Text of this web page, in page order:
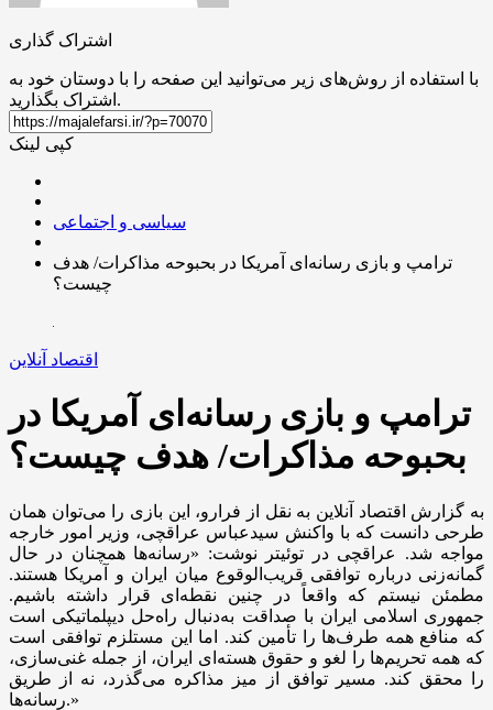
اشتراک گذاری
با استفاده از روش‌های زیر می‌توانید این صفحه را با دوستان خود به
اشتراک بگذارید.
کپی لینک
سیاسی و اجتماعی
ترامپ و بازی رسانه‌ای آمریکا در بحبوحه مذاکرات/ هدف
چیست؟
اقتصاد آنلاین
ترامپ و بازی رسانه‌ای آمریکا در
بحبوحه مذاکرات/ هدف چیست؟
به گزارش اقتصاد آنلاین به نقل از فرارو، این بازی را می‌توان همان
طرحی دانست که با واکنش سیدعباس عراقچی، وزیر امور خارجه
مواجه شد. عراقچی در توئیتر نوشت: «رسانه‌ها همچنان در حال
گمانه‌زنی درباره توافقی قریب‌الوقوع میان ایران و آمریکا هستند.
مطمئن نیستم که واقعاً در چنین نقطه‌ای قرار داشته باشیم.
جمهوری اسلامی ایران با صداقت به‌دنبال راه‌حل دیپلماتیکی است
که منافع همه طرف‌ها را تأمین کند. اما این مستلزم توافقی است
که همه تحریم‌ها را لغو و حقوق هسته‌ای ایران، از جمله غنی‌سازی،
را محقق کند. مسیر توافق از میز مذاکره می‌گذرد، نه از طریق
رسانه‌ها.»